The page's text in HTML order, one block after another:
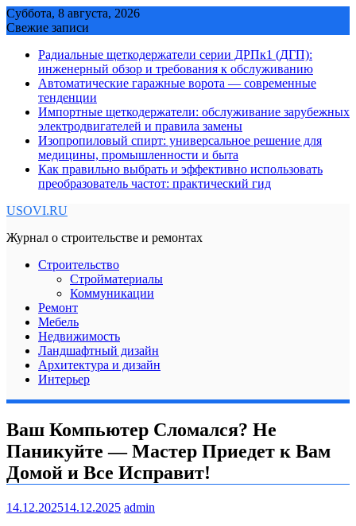
Skip
to
Суббота, 8 августа, 2026
Свежие записи
Радиальные щеткодержатели серии ДРПк1 (ДГП):
инженерный обзор и требования к обслуживанию
Автоматические гаражные ворота — современные
тенденции
Импортные щеткодержатели: обслуживание зарубежных
электродвигателей и правила замены
Изопропиловый спирт: универсальное решение для
медицины, промышленности и быта
Как правильно выбрать и эффективно использовать
преобразователь частот: практический гид
USOVI.RU
Журнал о строительстве и ремонтах
Строительство
Стройматериалы
Коммуникации
Ремонт
Мебель
Недвижимость
Ландшафтный дизайн
Архитектура и дизайн
Интерьер
Ваш Компьютер Сломался? Не
Паникуйте — Мастер Приедет к Вам
Домой и Все Исправит!
14.12.202514.12.2025 admin